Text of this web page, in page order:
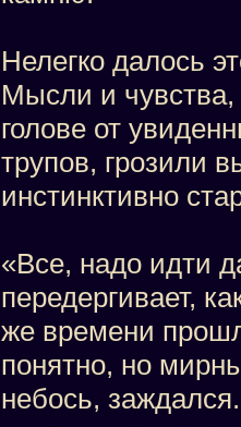
Нелегко далось
Мысли и
голове от
трупов, грозили
инстинктивно
«Все, надо идти
передергивает,
же времени
понятно, но
небось,